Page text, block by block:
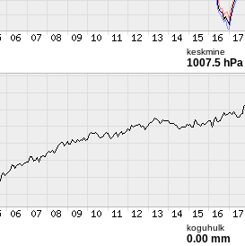
keskmine
1007.5 hPa
koguhulk
0.00 mm